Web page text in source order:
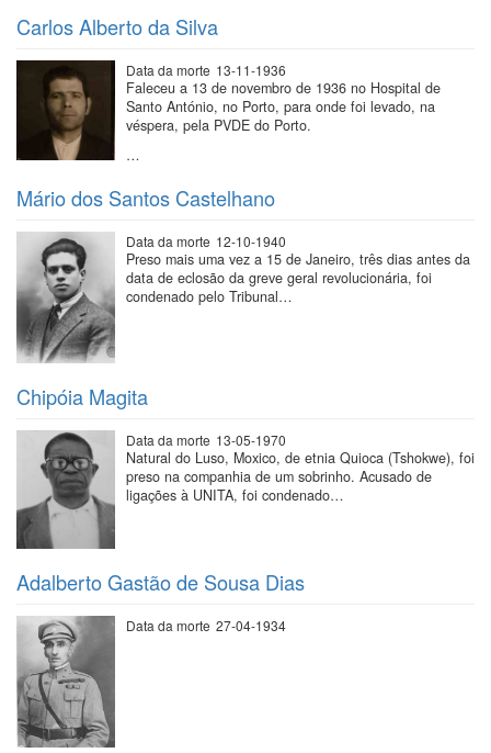
Carlos Alberto da Silva
Data da morte 13-11-1936
Faleceu a 13 de novembro de 1936 no Hospital de
Santo António, no Porto, para onde foi levado, na
véspera, pela PVDE do Porto.
…
Mário dos Santos Castelhano
Data da morte 12-10-1940
Preso mais uma vez a 15 de Janeiro, três dias antes da
data de eclosão da greve geral revolucionária, foi
condenado pelo Tribunal…
Chipóia Magita
Data da morte 13-05-1970
Natural do Luso, Moxico, de etnia Quioca (Tshokwe), foi
preso na companhia de um sobrinho. Acusado de
ligações à UNITA, foi condenado…
Adalberto Gastão de Sousa Dias
Data da morte 27-04-1934